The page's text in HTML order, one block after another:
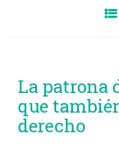
La patrona
que
derecho